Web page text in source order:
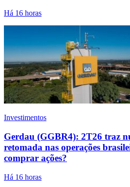
Há 16 horas
Investimentos
Gerdau (GGBR4): 2T26 traz
retomada nas operações
comprar ações?
Há 16 horas